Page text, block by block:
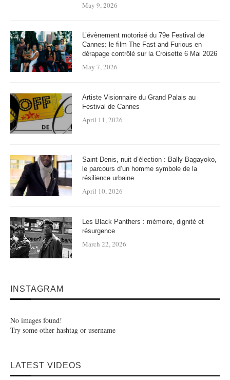
May 9, 2026
L’évènement motorisé du 79e Festival de
Cannes: le film The Fast and Furious en
dérapage contrôlé sur la Croisette 6 Mai 2026
May 7, 2026
Artiste Visionnaire du Grand Palais au
Festival de Cannes
April 11, 2026
Saint-Denis, nuit d’élection : Bally Bagayoko,
le parcours d’un homme symbole de la
résilience urbaine
April 10, 2026
Les Black Panthers : mémoire, dignité et
résurgence
March 22, 2026
INSTAGRAM
No images found!
Try some other hashtag or username
LATEST VIDEOS